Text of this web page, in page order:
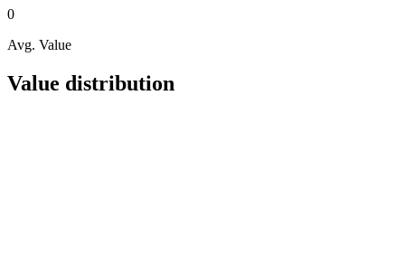
0
Avg. Value
Value distribution